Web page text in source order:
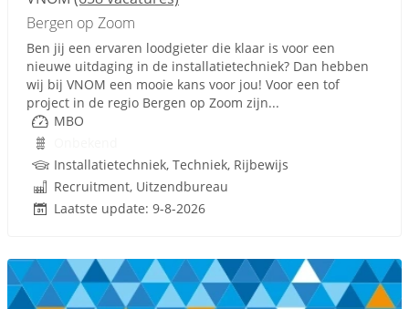
Bergen op Zoom
Ben jij een ervaren loodgieter die klaar is voor een
nieuwe uitdaging in de installatietechniek? Dan hebben
wij bij VNOM een mooie kans voor jou! Voor een tof
project in de regio Bergen op Zoom zijn...
MBO
Installatietechniek, Techniek, Rijbewijs
Recruitment, Uitzendbureau
Laatste update: 9-8-2026